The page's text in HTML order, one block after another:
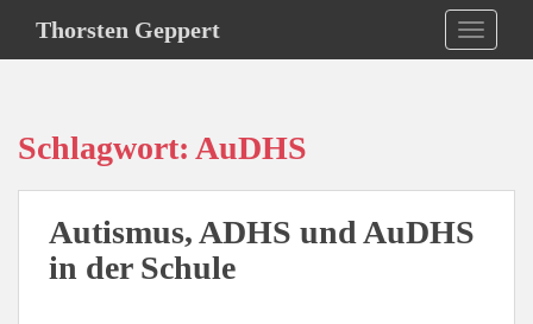
i
Thorsten Geppert
Schlagwort: AuDHS
Autismus, ADHS und AuDHS
in der Schule